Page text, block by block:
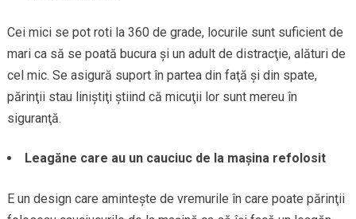
Cei mici se pot roti la 360 de grade, locurile sunt suficient de
mari ca să se poată bucura şi un adult de distracţie, alături de
cel mic. Se asigură suport în partea din faţă şi din spate,
părinţii stau liniştiţi ştiind că micuţii lor sunt mereu în
siguranţă.
Leagăne care au un cauciuc de la maşina refolosit
E un design care aminteşte de vremurile în care poate părinţii